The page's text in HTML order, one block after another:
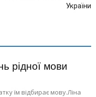
України
рідної мови
їм відбирає мову.Ліна